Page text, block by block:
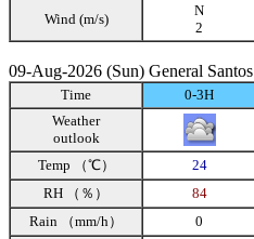
Wind (m/s)
N
2
09-Aug-2026 (Sun) General Santos
Time 0-3H
Weather
outlook
Temp （℃）
24
RH （％）
84
Rain （mm/h）
0